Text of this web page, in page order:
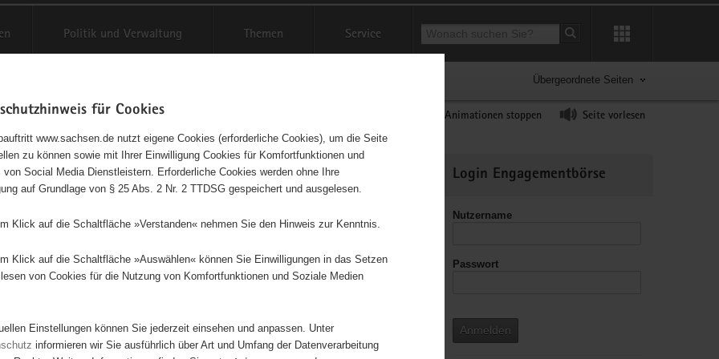
Politik und Verwaltung Themen Service Suchbegriff
Suche starten
Übergeordnete Seiten
Animationen stoppen Seite vorlesen
auf Karte anzeigen
Initiativen Projekte Nach Alphabet Nach Postleitzahl
79 Suchergebnisse
Informationen
Login Engagementbörse
Nutzername
Passwort
Anmelden
für Cookies
www.sachsen.de nutzt eigene Cookies (erforderliche Cookies), um die Seite
zu können sowie mit Ihrer Einwilligung Cookies für Komfortfunktionen und
von Social Media Dienstleistern. Erforderliche Cookies werden ohne Ihre
auf Grundlage von § 25 Abs. 2 Nr. 2 TTDSG gespeichert und ausgelesen.
Klick auf die Schaltfläche »Verstanden« nehmen Sie den Hinweis zur Kenntnis.
Klick auf die Schaltfläche »Auswählen« können Sie Einwilligungen in das Setzen
von Cookies für die Nutzung von Komfortfunktionen und Soziale Medien
Einstellungen können Sie jederzeit einsehen und anpassen. Unter
informieren wir Sie ausführlich über Art und Umfang der Datenverarbeitung